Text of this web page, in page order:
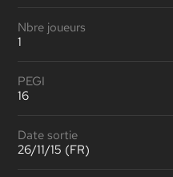
Nbre joueurs
1
PEGI
16
Date sortie
26/11/15 (FR)